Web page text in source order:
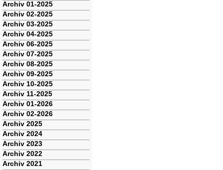
Navigation
überspringen
Archiv 01-2025
Archiv 02-2025
Archiv 03-2025
Archiv 04-2025
Archiv 06-2025
Archiv 07-2025
Archiv 08-2025
Archiv 09-2025
Archiv 10-2025
Archiv 11-2025
Archiv 01-2026
Archiv 02-2026
Archiv 2025
Archiv 2024
Archiv 2023
Archiv 2022
Archiv 2021